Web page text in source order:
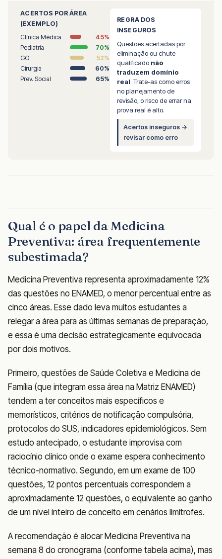
ACERTOS POR ÁREA
(EXEMPLO)
Clínica Médica
45%
Pediatria
70%
GO
52%
Cirurgia
60%
Prev. Social
65%
REGRA DOS
INSEGUROS
Questões acertadas por
eliminação ou chute
qualificado não
traduzem domínio
real. Trate-as como erros
no planejamento de
revisão, o risco de errar na
prova real é alto.
Acertos inseguros →
revisar como erro
Qual é o papel da Medicina
Preventiva: área frequentemente
subestimada?
Medicina Preventiva representa aproximadamente 12%
das questões no ENAMED, o menor percentual entre as
cinco áreas. Esse dado leva muitos estudantes a
relegar a área para as últimas semanas de preparação,
e essa é uma decisão estrategicamente equivocada
por dois motivos.
Primeiro, questões de Saúde Coletiva e Medicina de
Família (que integram essa área na Matriz ENAMED)
tendem a ter conceitos mais específicos e
memorísticos, critérios de notificação compulsória,
protocolos do SUS, indicadores epidemiológicos. Sem
estudo antecipado, o estudante improvisa com
raciocínio clínico onde o exame espera conhecimento
técnico-normativo. Segundo, em um exame de 100
questões, 12 pontos percentuais correspondem a
aproximadamente 12 questões, o equivalente ao ganho
de um nível inteiro de conceito em cenários limítrofes.
A recomendação é alocar Medicina Preventiva na
semana 8 do cronograma (conforme tabela acima), mas